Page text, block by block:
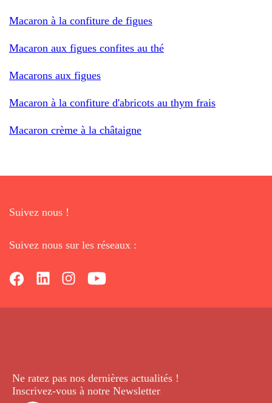
Macaron à la confiture de figues
Macaron aux figues confites au thé
Macarons aux figues
Macaron à la confiture d'abricots au thym frais
Macaron crème à la châtaigne
Suivez nous !
Suivez nous sur les réseaux :
Ne ratez pas nos dernières actualités !
Inscrivez-vous à notre Newsletter.